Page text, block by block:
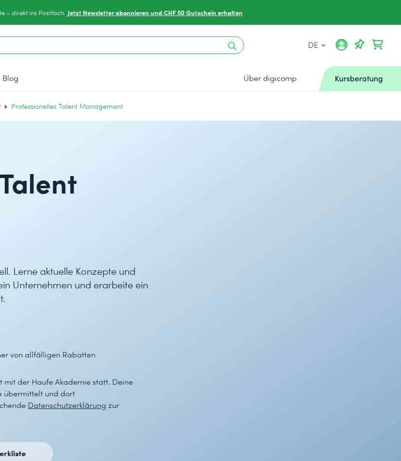
– direkt ins Postfach. Jetzt Newsletter abonnieren und CHF 50 Gutschein erhalten
DE
Blog Über digicomp Kursberatung
Professionelles Talent Management
Lerne aktuelle Konzepte und
Unternehmen und erarbeite ein
von allfälligen Rabatten
mit der Haufe Akademie statt. Deine
übermittelt und dort
Datenschutzerklärung zur